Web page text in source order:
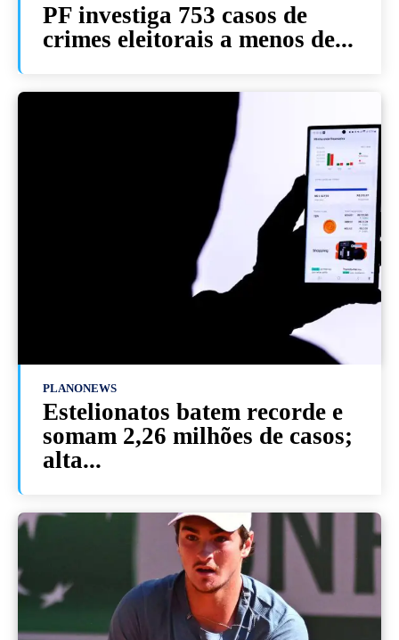
PF investiga 753 casos de
crimes eleitorais a menos de...
PLANONEWS
Estelionatos batem recorde e
somam 2,26 milhões de casos;
alta...